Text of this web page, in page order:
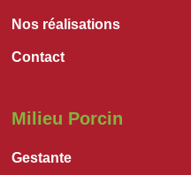
Nos réalisations
Contact
Milieu Porcin
Gestante